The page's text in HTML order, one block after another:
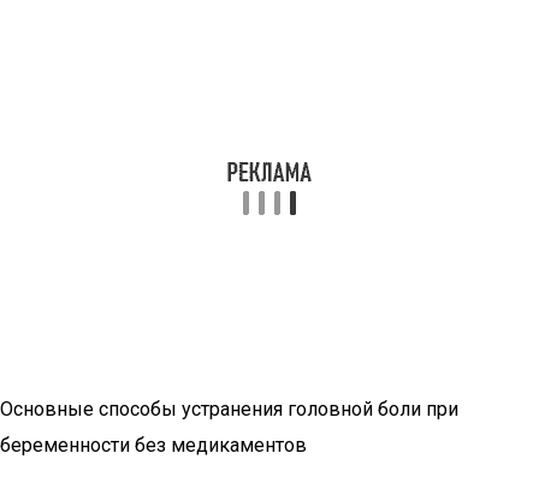
Основные способы устранения головной боли при
беременности без медикаментов